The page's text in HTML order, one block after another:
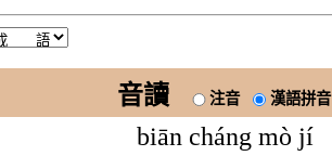
音讀 注音 漢語拼音
biān cháng mò jí